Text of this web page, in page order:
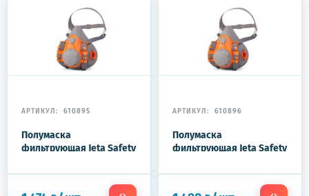
АРТИКУЛ: 610895
Полумаска
фильтрующая Jeta Safety
силиконовый материал,
без фильтров, размер М,
АРТИКУЛ: 610896
Полумаска
фильтрующая Jeta Safety
силиконовый материал,
без фильтров, размер L,